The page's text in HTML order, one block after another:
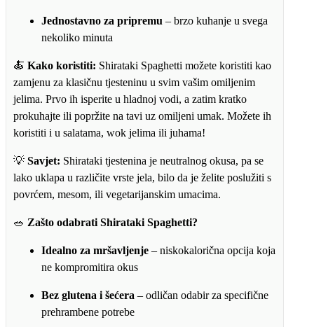
Jednostavno za pripremu – brzo kuhanje u svega
nekoliko minuta
🍝 Kako koristiti: Shirataki Spaghetti možete koristiti kao
zamjenu za klasičnu tjesteninu u svim vašim omiljenim
jelima. Prvo ih isperite u hladnoj vodi, a zatim kratko
prokuhajte ili popržite na tavi uz omiljeni umak. Možete ih
koristiti i u salatama, wok jelima ili juhama!
💡 Savjet: Shirataki tjestenina je neutralnog okusa, pa se
lako uklapa u različite vrste jela, bilo da je želite poslužiti s
povrćem, mesom, ili vegetarijanskim umacima.
🥗 Zašto odabrati Shirataki Spaghetti?
Idealno za mršavljenje – niskokalorična opcija koja
ne kompromitira okus
Bez glutena i šećera – odličan odabir za specifične
prehrambene potrebe